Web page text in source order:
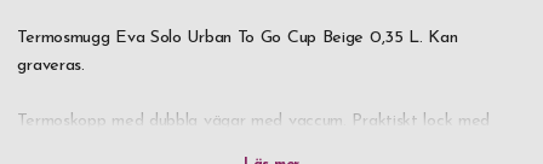
Termosmugg Eva Solo Urban To Go Cup Beige 0,35 L. Kan
graveras.
Termoskopp med dubbla vägar med vaccum. Praktiskt lock med